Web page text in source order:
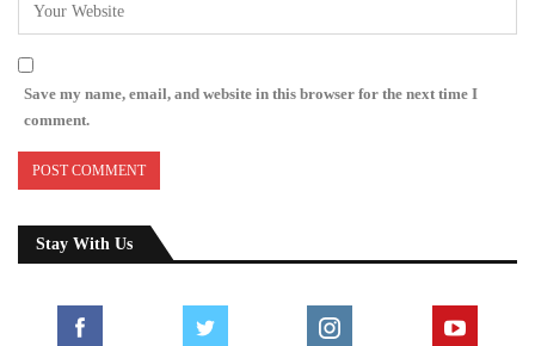
Save my name, email, and website in this browser for the next time I
comment.
Stay With Us